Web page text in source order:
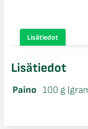
Lisätiedot
Lisätiedot
Paino 100 g